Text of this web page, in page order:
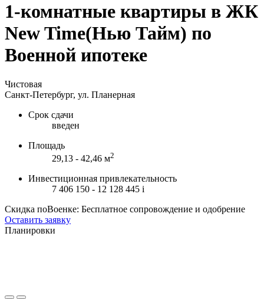
1-комнатные квартиры в ЖК
New Time(Нью Тайм) по
Военной ипотеке
Чистовая
Санкт-Петербург, ул. Планерная
Срок сдачи
введен
Площадь
29,13 - 42,46 м2
Инвестиционная привлекательность
7 406 150 - 12 128 445 i
Скидка поВоенке: Бесплатное сопровождение и одобрение
Оставить заявку
Планировки